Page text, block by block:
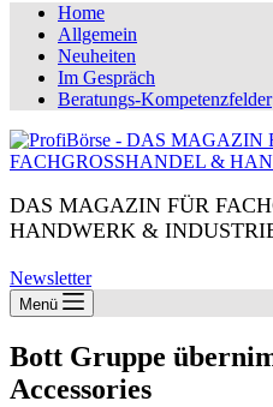
Home
Allgemein
Neuheiten
Im Gespräch
Beratungs-Kompetenzfelder
DAS MAGAZIN FÜR
HANDWERK &
Newsletter
Menü
Bott Gruppe
Accessories